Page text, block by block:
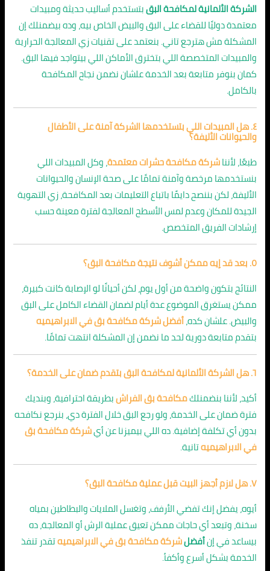
الشركة الألمانية لمكافحة البقبتستخدم أساليب حديثة ومبيدات
معتمدة دوليًا للقضاء على البق والبيض الخاص بيه، وده بيضمنلك إن
المشكلة مش هترجع تاني. بنعتمد على تقنيات زي المعالجة الحرارية
والمبيدات المتخصصة اللي بتخترق الأماكن اللي بيتواجد فيها البق.
كمان بنوفر متابعة بعد الخدمة علشان نضمن نجاح المكافحة
بالكامل.
٤. هل المبيدات اللي بتستخدمها الشركة آمنة على الأطفال
والحيوانات الأليفة؟
طبعًا، لأنناشركة مكافحة حشرات معتمدة، وكل المبيدات اللي
بنستخدمها مرخصة وآمنة تمامًا على صحة الإنسان والحيوانات
الأليفة، لكن بننصح دايمًا باتباع التعليمات بعد المكافحة، زي التهوية
الجيدة للمكان وعدم لمس الأسطح المعالجة لفترة معينة حسب
إرشادات الفريق المتخصص.
٥. بعد قد إيه ممكن أشوف نتيجة مكافحة البق؟
النتائج بتكون واضحة من أول يوم، لكن أحيانًا لو الإصابة كانت كبيرة،
ممكن يستغرق الموضوع عدة أيام لضمان القضاء الكامل على البق
والبيض. علشان كده،أفضل شركة مكافحة بق في الابراهيميه
بتقدم متابعة دورية لحد ما نضمن إن المشكلة انتهت تمامًا.
٦. هل الشركة الألمانية لمكافحة البق بتقدم ضمان على الخدمة؟
أكيد، لأننا بنضمنلكمكافحة بق الفراشبطريقة احترافية، وبنديك
فترة ضمان على الخدمة، ولو رجع البق خلال الفترة دي، بنرجع نكافحه
بدون أي تكلفة إضافية. ده اللي بيميزنا عن أيشركة مكافحة بق
في الابراهيميهتانية.
٧. هل لازم أجهز البيت قبل عملية مكافحة البق؟
أيوه، يفضل إنك تفضي الأرفف، وتغسل الملايات والبطاطين بمياه
سخنة، وتبعد أي حاجات ممكن تعيق عملية الرش أو المعالجة، ده
بيساعد في إنأفضلشركة مكافحة بق في الابراهيميهتقدر تنفذ
الخدمة بشكل أسرع وأكفأ.